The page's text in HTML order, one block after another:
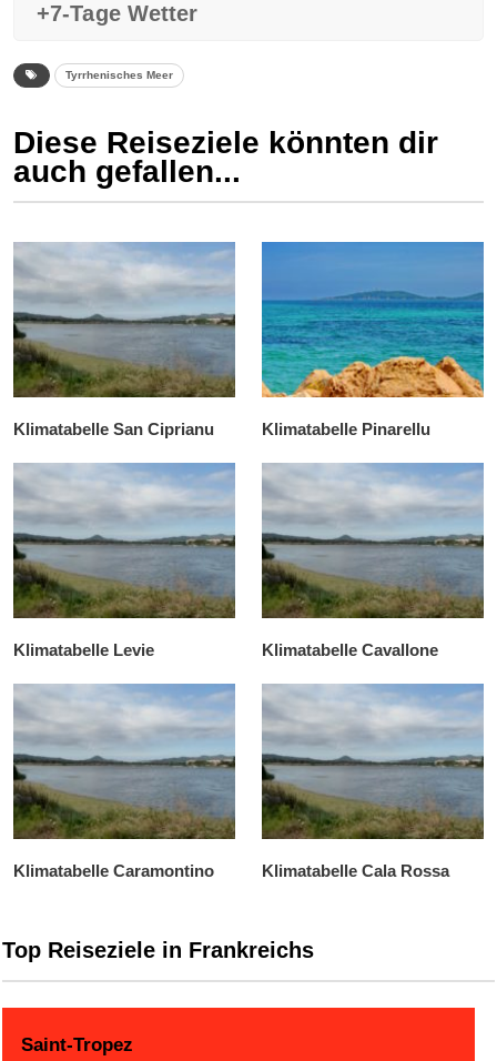
+7-Tage Wetter
Tyrrhenisches Meer
Diese Reiseziele könnten dir
auch gefallen...
Klimatabelle San Ciprianu Klimatabelle Pinarellu
Klimatabelle Levie Klimatabelle Cavallone
Klimatabelle Caramontino Klimatabelle Cala Rossa
Top Reiseziele in Frankreichs
Saint-Tropez